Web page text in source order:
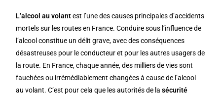
L’alcool au volantest l’une des causes principales d’accidents
mortels sur les routes en France. Conduire sous l’influence de
l’alcool constitue un délit grave, avec des conséquences
désastreuses pour le conducteur et pour les autres usagers de
la route. En France, chaque année, des milliers de vies sont
fauchées ou irrémédiablement changées à cause de l’alcool
au volant. C’est pour cela que les autorités de lasécurité